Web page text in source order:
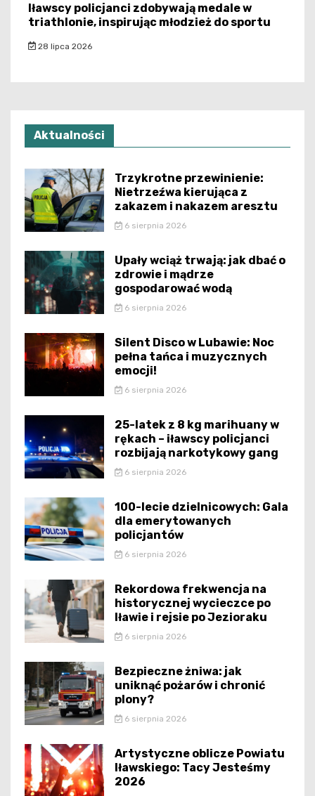
Iławscy policjanci zdobywają medale w
triathlonie, inspirując młodzież do sportu
28 lipca 2026
Aktualności
Trzykrotne przewinienie:
Nietrzeźwa kierująca z
zakazem i nakazem aresztu
6 sierpnia 2026
Upały wciąż trwają: jak dbać o
zdrowie i mądrze
gospodarować wodą
6 sierpnia 2026
Silent Disco w Lubawie: Noc
pełna tańca i muzycznych
emocji!
6 sierpnia 2026
25-latek z 8 kg marihuany w
rękach – iławscy policjanci
rozbijają narkotykowy gang
6 sierpnia 2026
100-lecie dzielnicowych: Gala
dla emerytowanych
policjantów
6 sierpnia 2026
Rekordowa frekwencja na
historycznej wycieczce po
Iławie i rejsie po Jezioraku
6 sierpnia 2026
Bezpieczne żniwa: jak
uniknąć pożarów i chronić
plony?
6 sierpnia 2026
Artystyczne oblicze Powiatu
Iławskiego: Tacy Jesteśmy
2026